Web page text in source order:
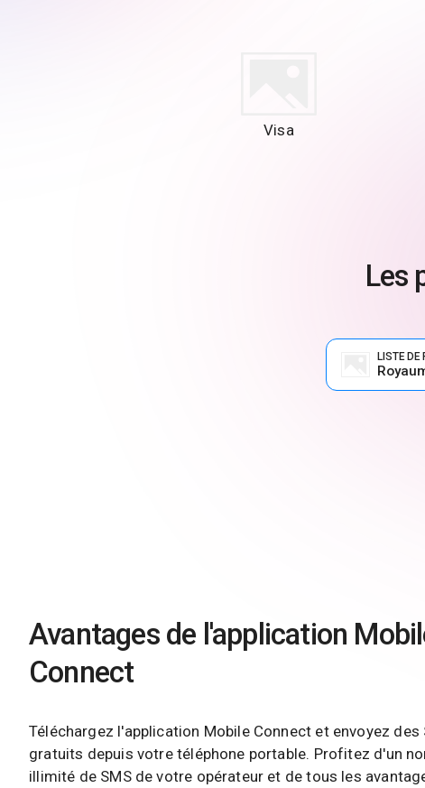
Visa
Les
LISTE DE
Avantages de l'application
Connect
Téléchargez l'application Mobile Connect et envoyez des
gratuits depuis votre téléphone portable. Profitez d'un
illimité de SMS de votre opérateur et de tous les